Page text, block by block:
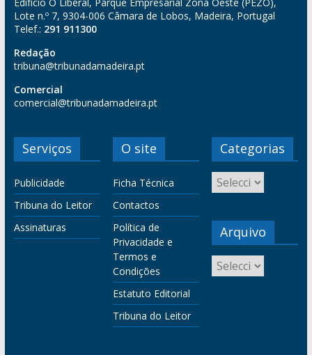
Lote n.º 7, 9304-006 Câmara de Lobos, Madeira, Portugal
Telef.: 291 911300
Redação
tribuna@tribunadamadeira.pt
Comercial
comercial@tribunadamadeira.pt
Serviços
Publicidade
Tribuna do Leitor
Assinaturas
O site
Ficha Técnica
Contactos
Política de
Privacidade e
Termos e
Condições
Estatuto Editorial
Tribuna do Leitor
Categorias
Arquivo